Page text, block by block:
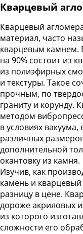
Кварцевый
Кварцевый
материал, часто
кварцевым камнем.
на 90% состоит из
из полиэфирных
и текстуры. Такое
прочным, по
граниту и корунду.
методом
в условиях
различных
дополнительной
окантовку из камня.
Изучив, как
камень и
разницу в цене.
дороже акриловых
из которого
сложности его